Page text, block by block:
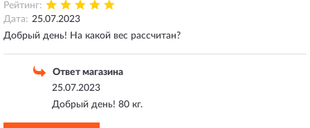
Рейтинг:
Дата: 25.07.2023
Добрый день! На какой вес рассчитан?
Ответ магазина
25.07.2023
Добрый день! 80 кг.